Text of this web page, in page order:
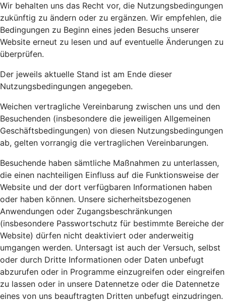
Wir behalten uns das Recht vor, die Nutzungsbedingungen
zukünftig zu ändern oder zu ergänzen. Wir empfehlen, die
Bedingungen zu Beginn eines jeden Besuchs unserer
Website erneut zu lesen und auf eventuelle Änderungen zu
überprüfen.
Der jeweils aktuelle Stand ist am Ende dieser
Nutzungsbedingungen angegeben.
Weichen vertragliche Vereinbarung zwischen uns und den
Besuchenden (insbesondere die jeweiligen Allgemeinen
Geschäftsbedingungen) von diesen Nutzungsbedingungen
ab, gelten vorrangig die vertraglichen Vereinbarungen.
Besuchende haben sämtliche Maßnahmen zu unterlassen,
die einen nachteiligen Einfluss auf die Funktionsweise der
Website und der dort verfügbaren Informationen haben
oder haben können. Unsere sicherheitsbezogenen
Anwendungen oder Zugangsbeschränkungen
(insbesondere Passwortschutz für bestimmte Bereiche der
Website) dürfen nicht deaktiviert oder anderweitig
umgangen werden. Untersagt ist auch der Versuch, selbst
oder durch Dritte Informationen oder Daten unbefugt
abzurufen oder in Programme einzugreifen oder eingreifen
zu lassen oder in unsere Datennetze oder die Datennetze
eines von uns beauftragten Dritten unbefugt einzudringen.